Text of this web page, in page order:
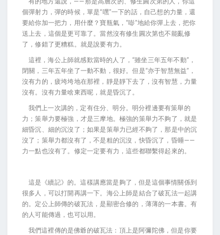
個彈射力，彈的時候，單是“嘿”一下的話，自己想的力量，還
要給你加一把力，用什麼？寶瓶氣，“嘭”地給你彈上去，把你
送上去，這個是更可靠了。當然沒有修生圓次第也不能亂修
了，修錯了更糟糕。就是說要有力。
這裡，海公上師就感歎當時的人了，“雖坐三年五年不動”，
閉關，三年五年坐了一動不動，很好。但是“亦于智慧無益”，
沒有力的，疲垮垮地在那裡，靜是靜下去了，沒有智慧，力量
沒有。沒有力量啥東西呢，就是昏沉了。
我們上一次講的，定有住分、明分。明分裡邊要有策舉的
力；策舉力要極強，才是三摩地。極強的策舉力不夠了，就是
細昏沉、細的沉沒了；如果是策舉力已經不夠了，那是中的沉
沒了；策舉力都沒有了，不是粗的沉沒，快昏沉了，昏睡——
力一點也沒有了。修定一定要有力，這些都聯繫得起來的。
這是《續記》的。這樣講應當是夠了，但是這個事情關係到
很多人，可以打開再講一下。海公上師是結合了破瓦法一起講
的。定公上師傳的破瓦法，是顯密合修的，薄薄的一本書。有
的人可能傳過，也可以用。
我們這裡傳的是佛爺的破瓦法：頂上是阿彌陀佛，但是你要